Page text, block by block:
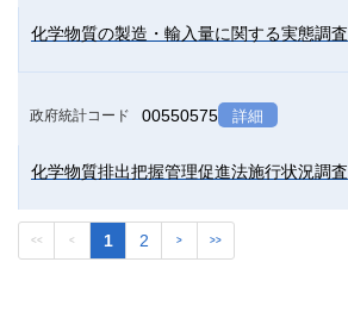
化学物質の製造・輸入量に関する実態調査
政府統計コード 00550575 詳細
化学物質排出把握管理促進法施行状況調査
<< < 1 2 > >>